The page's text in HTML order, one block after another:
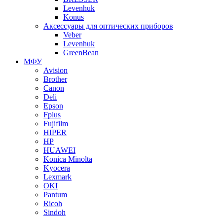
Levenhuk
Konus
Аксессуары для оптических приборов
Veber
Levenhuk
GreenBean
МФУ
Avision
Brother
Canon
Deli
Epson
Fplus
Fujifilm
HIPER
HP
HUAWEI
Konica Minolta
Kyocera
Lexmark
OKI
Pantum
Ricoh
Sindoh